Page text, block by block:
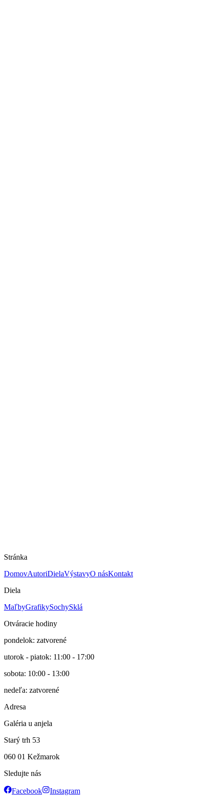
Stránka
DomovAutoriDielaVýstavyO násKontakt
Diela
MaľbyGrafikySochySklá
Otváracie hodiny
pondelok: zatvorené
utorok - piatok: 11:00 - 17:00
sobota: 10:00 - 13:00
nedeľa: zatvorené
Adresa
Galéria u anjela
Starý trh 53
060 01 Kežmarok
Sledujte nás
Facebook Instagram